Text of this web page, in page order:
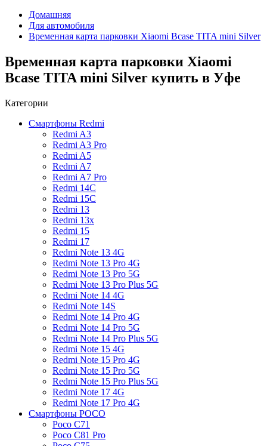
Домашняя
Для автомобиля
Временная карта парковки Xiaomi Bcase TITA mini Silver
Временная карта парковки Xiaomi
Bcase TITA mini Silver купить в Уфе
Категории
Смартфоны Redmi
Redmi A3
Redmi A3 Pro
Redmi A5
Redmi A7
Redmi A7 Pro
Redmi 14C
Redmi 15C
Redmi 13
Redmi 13x
Redmi 15
Redmi 17
Redmi Note 13 4G
Redmi Note 13 Pro 4G
Redmi Note 13 Pro 5G
Redmi Note 13 Pro Plus 5G
Redmi Note 14 4G
Redmi Note 14S
Redmi Note 14 Pro 4G
Redmi Note 14 Pro 5G
Redmi Note 14 Pro Plus 5G
Redmi Note 15 4G
Redmi Note 15 Pro 4G
Redmi Note 15 Pro 5G
Redmi Note 15 Pro Plus 5G
Redmi Note 17 4G
Redmi Note 17 Pro 4G
Смартфоны POCO
Poco C71
Poco C81 Pro